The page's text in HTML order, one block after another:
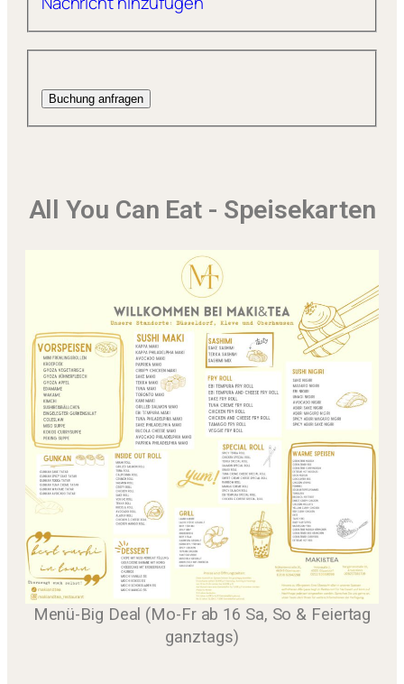
Buchung anfragen
All You Can Eat - Speisekarten
Menü-Big Deal (Mo-Fr ab 16 Sa, So & Feiertag
ganztags)